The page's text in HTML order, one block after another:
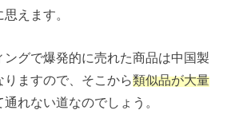
えます。
ングで爆発的に売れた商品は中国製
りますので、そこから類似品が大量
れない道なのでしょう。